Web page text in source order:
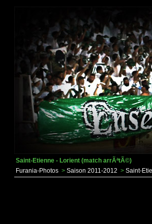
Saint-Etienne - Lorient (match arrÃªtÃ©)
Furania-Photos > Saison 2011-2012 > Saint-